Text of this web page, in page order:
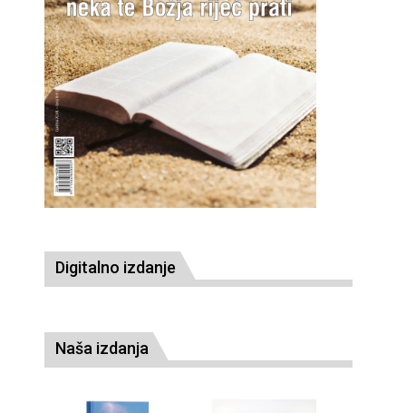
Digitalno izdanje
Naša izdanja